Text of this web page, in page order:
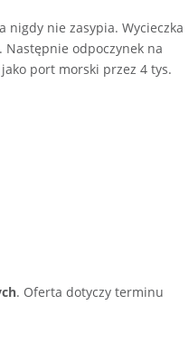
nie zasypia. Wycieczka
Następnie odpoczynek na
port morski przez 4 tys.
. Oferta dotyczy terminu